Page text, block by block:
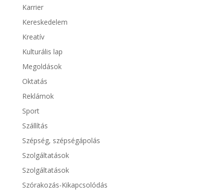
Karrier
Kereskedelem
Kreatív
Kulturális lap
Megoldások
Oktatás
Reklámok
Sport
Szállítás
Szépség, szépségápolás
Szolgáltatások
Szolgáltatások
Szórakozás-Kikapcsolódás